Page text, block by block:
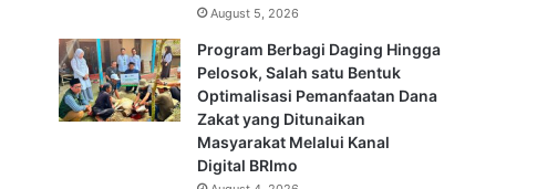
August 5, 2026
Program Berbagi Daging Hingga
Pelosok, Salah satu Bentuk
Optimalisasi Pemanfaatan Dana
Zakat yang Ditunaikan
Masyarakat Melalui Kanal
Digital BRImo